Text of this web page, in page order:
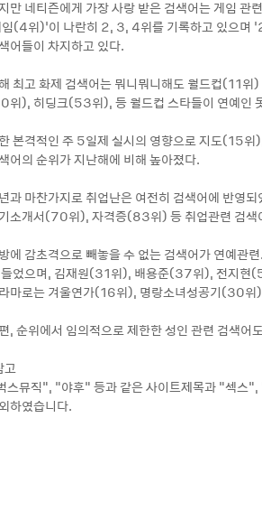
만 네티즌에게 가장 사랑 받은 검색어는 게임
임(4위)’이 나란히 2, 3, 4위를 기록하고 있으
어들이 차지하고 있다.
최고 화제 검색어는 뭐니뭐니해도 월드컵(11
위), 히딩크(53위), 등 월드컵 스타들이 연예인
본격적인 주 5일제 실시의 영향으로 지도(15
어의 순위가 지난해에 비해 높아졌다.
과 마찬가지로 취업난은 여전히 검색어에 반
소개서(70위), 자격증(83위) 등 취업관련 검색
에 감초격으로 빼놓을 수 없는 검색어가 연예
들었으며, 김재원(31위), 배용준(37위), 전지
마로는 겨울연가(16위), 명랑소녀성공기(30
, 순위에서 임의적으로 제한한 성인 관련 검색어
고
스뮤직", "야후" 등과 같은 사이트제목과 "섹스
하였습니다.